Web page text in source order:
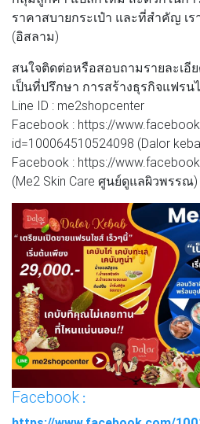
ราคาสบายกระเป๋า และที่สำคัญ เ
(อิสลาม)
สนใจติดต่อหรือสอบถามรายละเอี
เป็นที่ปรึกษา การสร้างธุรกิจแฟร
Line ID : me2shopcenter
Facebook : https://
id=100064510524098 (Dalor
Facebook : https://
(Me2 Skin Care ศูนย์ดูแลผิวพรรณ)
Facebook :